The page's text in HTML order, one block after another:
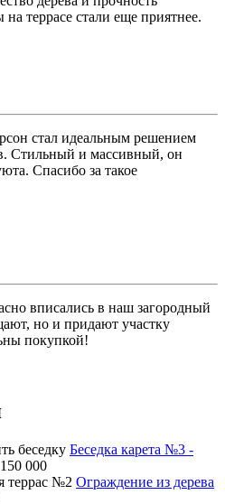
террасе стали еще приятнее.
стал идеальным решением
Стильный и массивный, он
Спасибо за такое
вписались в наш загородный
но и придают участку
покупкой!
Беседка карета №3 -
000
Ограждение из дерева